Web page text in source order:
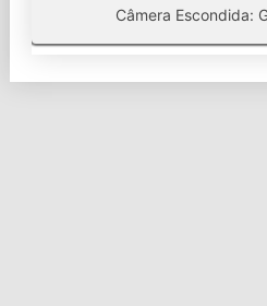
Câmera Escondida: